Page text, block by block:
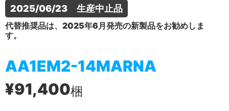
2025/06/23　生産中止品
代替推奨品は、2025年6月発売の新製品をお勧めしま
す。
AA1EM2-14MARNA
¥91,400梱